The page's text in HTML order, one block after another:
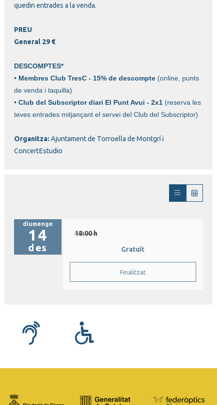
quedin entrades a la venda.
PREU
General 29 €
DESCOMPTES*
• Membres Club TresC - 15% de descompte (online, punts
de venda i taquilla)
• Club del Subscriptor diari El Punt Avui - 2x1 (reserva les
teves entrades mitjançant el servei del Club del Subscriptor)
Organitza:Ajuntament de Torroella de Montgrí i
ConcertEstudio
diumenge
14
des
18:00 h
Gratuït
Finalitzat